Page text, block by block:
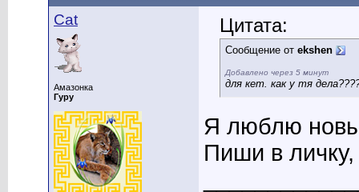
Cat
Амазонка
Гуру
Цитата:
Сообщение от ekshen
Добавлено через 5 минут
для кет. как у тя
Я люблю
Пиши в